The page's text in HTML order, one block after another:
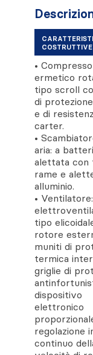
COSTRUTTIVE
•
ermetico
tipo scroll
di
e di
carter.
•
aria: a
alettata con
rame e
alluminio.
• Ventilatore:
tipo
rotore
muniti di
termica
griglie di
dispositivo
elettronico
regolazione
continuo